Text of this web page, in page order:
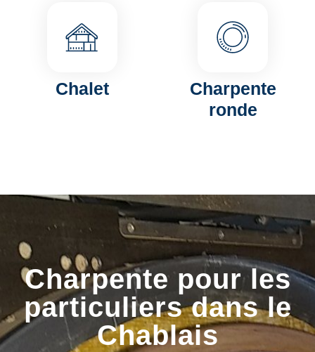
Chalet
Charpente
ronde
Charpente pour les
particuliers dans le
Chablais